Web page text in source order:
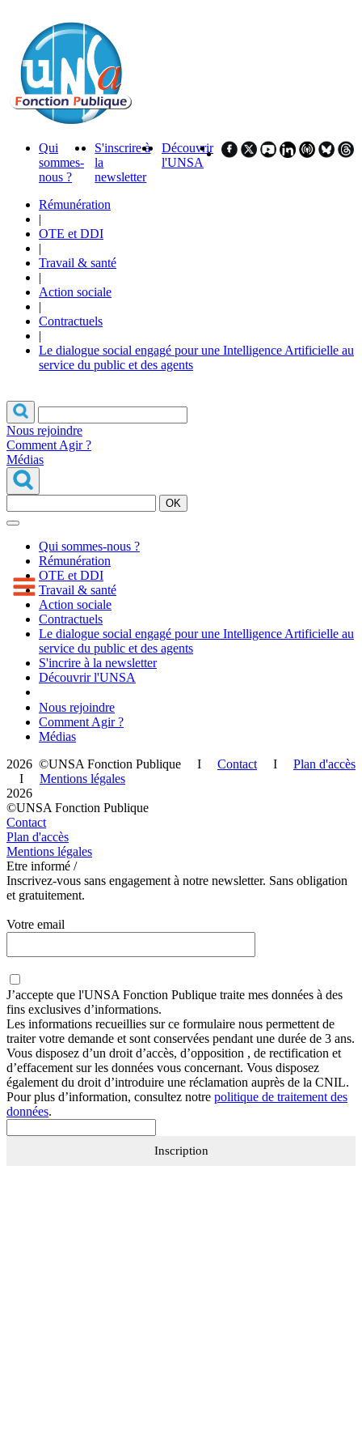
Qui
sommes-
nous ?
S'inscrire à
la
newsletter
Découvrir
l'UNSA
Rémunération
|
OTE et DDI
|
Travail & santé
|
Action sociale
|
Contractuels
|
Le dialogue social engagé pour une Intelligence Artificielle au
service du public et des agents
Nous rejoindre
Comment Agir ?
Médias
OK
Qui sommes-nous ?
Rémunération
OTE et DDI
Travail & santé
Action sociale
Contractuels
Le dialogue social engagé pour une Intelligence Artificielle au
service du public et des agents
S'incrire à la newsletter
Découvrir l'UNSA
Nous rejoindre
Comment Agir ?
Médias
2026 ©UNSA Fonction Publique I Contact I Plan d'accès
I Mentions légales
2026
©UNSA Fonction Publique
Contact
Plan d'accès
Mentions légales
Etre informé /
Inscrivez-vous sans engagement à notre newsletter. Sans obligation
et gratuitement.
Votre email
J’accepte que l'UNSA Fonction Publique traite mes données à des
fins exclusives d’informations.
Les informations recueillies sur ce formulaire nous permettent de
traiter votre demande et sont conservées pendant une durée de 3 ans.
Vous disposez d’un droit d’accès, d’opposition , de rectification et
d’effacement sur les données vous concernant. Vous disposez
également du droit d’introduire une réclamation auprès de la CNIL.
Pour plus d’information, consultez notre politique de traitement des
données.
Inscription